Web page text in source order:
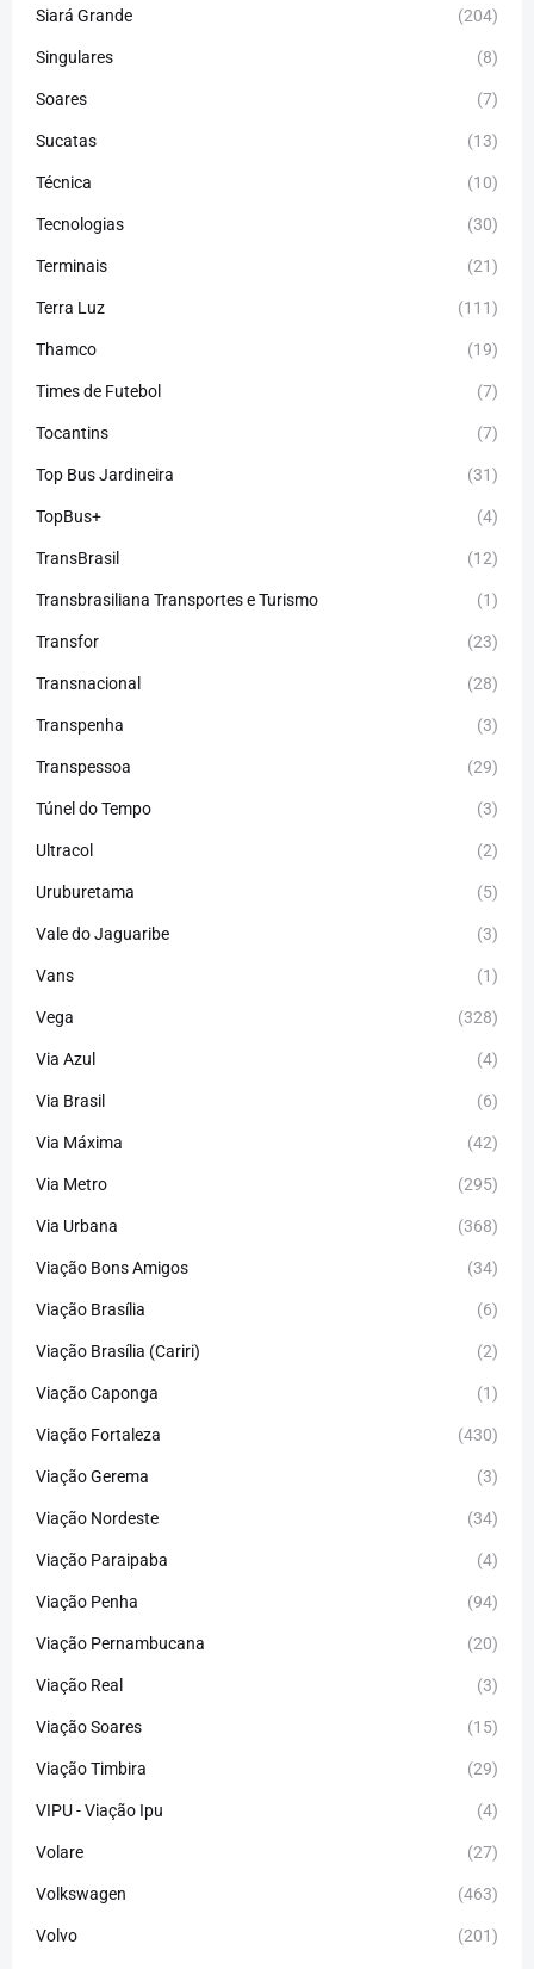
Siará Grande (204)
Singulares (8)
Soares (7)
Sucatas (13)
Técnica (10)
Tecnologias (30)
Terminais (21)
Terra Luz (111)
Thamco (19)
Times de Futebol (7)
Tocantins (7)
Top Bus Jardineira (31)
TopBus+ (4)
TransBrasil (12)
Transbrasiliana Transportes e Turismo (1)
Transfor (23)
Transnacional (28)
Transpenha (3)
Transpessoa (29)
Túnel do Tempo (3)
Ultracol (2)
Uruburetama (5)
Vale do Jaguaribe (3)
Vans (1)
Vega (328)
Via Azul (4)
Via Brasil (6)
Via Máxima (42)
Via Metro (295)
Via Urbana (368)
Viação Bons Amigos (34)
Viação Brasília (6)
Viação Brasília (Cariri) (2)
Viação Caponga (1)
Viação Fortaleza (430)
Viação Gerema (3)
Viação Nordeste (34)
Viação Paraipaba (4)
Viação Penha (94)
Viação Pernambucana (20)
Viação Real (3)
Viação Soares (15)
Viação Timbira (29)
VIPU - Viação Ipu (4)
Volare (27)
Volkswagen (463)
Volvo (201)